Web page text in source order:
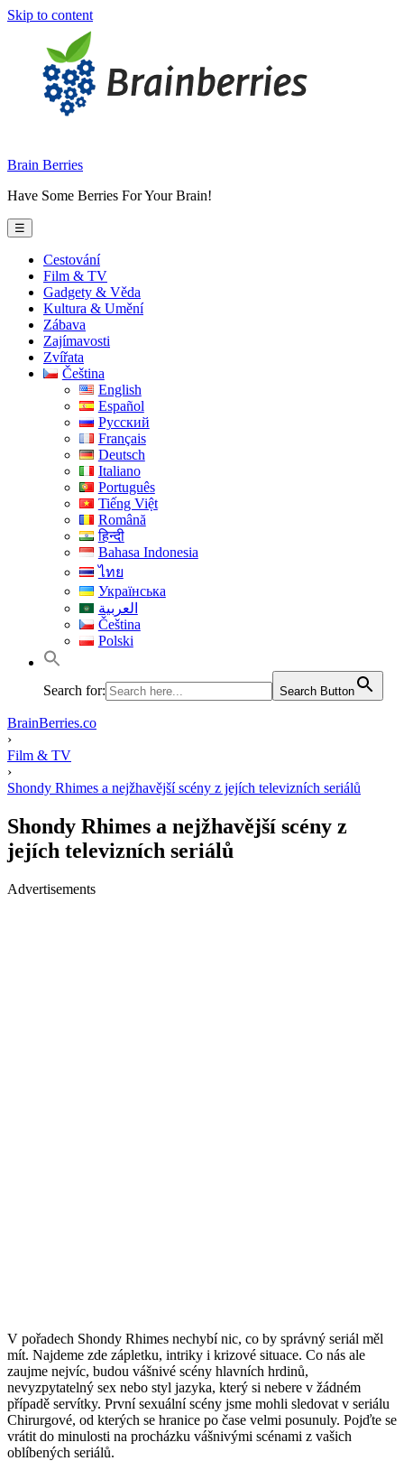
Skip to content
Brain Berries
Have Some Berries For Your Brain!
☰
Cestování
Film & TV
Gadgety & Věda
Kultura & Umění
Zábava
Zajímavosti
Zvířata
Čeština
English
Español
Русский
Français
Deutsch
Italiano
Português
Tiếng Việt
Română
हिन्दी
Bahasa Indonesia
ไทย
Українська
العربية
Čeština
Polski
Search for: Search Button
BrainBerries.co
›
Film & TV
›
Shondy Rhimes a nejžhavější scény z jejích televizních seriálů
Shondy Rhimes a nejžhavější scény z
jejích televizních seriálů
Advertisements
V pořadech Shondy Rhimes nechybí nic, co by správný seriál měl
mít. Najdeme zde zápletku, intriky i krizové situace. Co nás ale
zaujme nejvíc, budou vášnivé scény hlavních hrdinů,
nevyzpytatelný sex nebo styl jazyka, který si nebere v žádném
případě servítky. První sexuální scény jsme mohli sledovat v seriálu
Chirurgové, od kterých se hranice po čase velmi posunuly. Pojďte se
vrátit do minulosti na procházku vášnivými scénami z vašich
oblíbených seriálů.